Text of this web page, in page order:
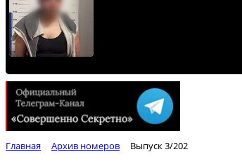
Главная Архив номеров Выпуск 3/202